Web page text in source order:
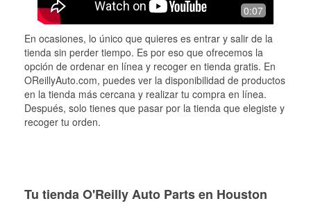
0:07
En ocasiones, lo único que quieres es entrar y salir de la
tienda sin perder tiempo. Es por eso que ofrecemos la
opción de ordenar en línea y recoger en tienda gratis. En
OReillyAuto.com, puedes ver la disponibilidad de productos
en la tienda más cercana y realizar tu compra en línea.
Después, solo tienes que pasar por la tienda que elegiste y
recoger tu orden.
Tu tienda O'Reilly Auto Parts en Houston